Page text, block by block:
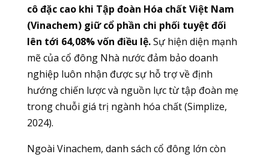
cô đặc cao khi Tập đoàn Hóa chất Việt Nam
(Vinachem) giữ cổ phần chi phối tuyệt đối
lên tới 64,08% vốn điều lệ.Sự hiện diện mạnh
mẽ của cổ đông Nhà nước đảm bảo doanh
nghiệp luôn nhận được sự hỗ trợ về định
hướng chiến lược và nguồn lực từ tập đoàn mẹ
trong chuỗi giá trị ngành hóa chất (Simplize,
2024).
Ngoài Vinachem, danh sách cổ đông lớn còn